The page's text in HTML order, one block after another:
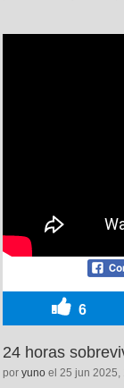
6
24 horas
por yuno el 25 jun 2025,